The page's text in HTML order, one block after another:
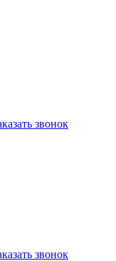
звонок
звонок